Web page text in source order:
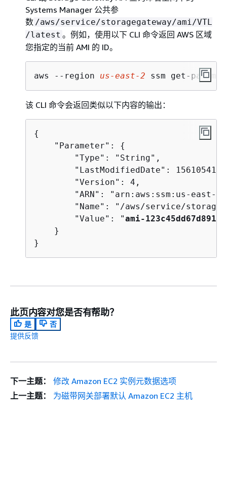
Systems Manager 公共参
数 /aws/service/storagegateway/ami/VTL
/latest 。例如，使用以下 CLI 命令返回 AWS 区域
您指定的当前 AMI 的 ID。
aws --region us-east-2 ssm get-
该 CLI 命令会返回类似以下内容的输出：
{
    "Parameter":
{
        "Type": "String",
"LastModifiedDate":
        "Version": 4,
"ARN": "arn:aws:ssm:us-east-
"Name": "/aws/service/
        "Value": "
ami-
    }
}
此页内容对您是否有帮助？
是
否
提供反馈
下一主题：
修改 Amazon EC2 实例元数据选项
上一主题：
为磁带网关部署默认 Amazon EC2 主机